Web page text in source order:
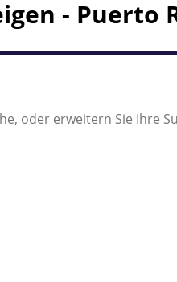
- Puerto
oder erweitern Sie Ihre